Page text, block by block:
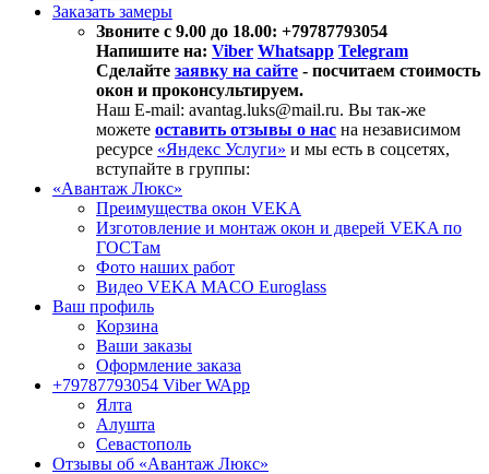
Заказать замеры
Звоните с 9.00 до 18.00: +79787793054
Напишите на: Viber Whatsapp Telegram
Сделайте заявку на сайте - посчитаем стоимость
окон и проконсультируем.
Наш E-mail: avantag.luks@mail.ru. Вы так-же
можете оставить отзывы о нас на независимом
ресурсе «Яндекс Услуги» и мы есть в соцсетях,
вступайте в группы:
«Авантаж Люкс»
Преимущества окон VEKA
Изготовление и монтаж окон и дверей VEKA по
ГОСТам
Фото наших работ
Видео VEKA MACO Euroglass
Ваш профиль
Корзина
Ваши заказы
Оформление заказа
+79787793054 Viber WApp
Ялта
Алушта
Севастополь
Отзывы об «Авантаж Люкс»